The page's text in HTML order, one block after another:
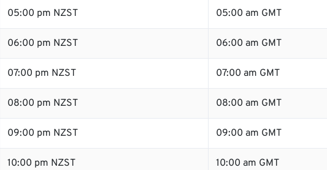
05:00 pm NZST 05:00 am GMT
06:00 pm NZST 06:00 am GMT
07:00 pm NZST 07:00 am GMT
08:00 pm NZST 08:00 am GMT
09:00 pm NZST 09:00 am GMT
10:00 pm NZST 10:00 am GMT